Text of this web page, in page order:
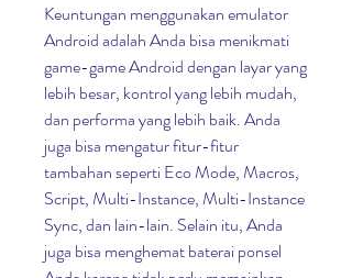
Keuntungan menggunakan emulator
Android adalah Anda bisa menikmati
game-game Android dengan layar yang
lebih besar, kontrol yang lebih mudah,
dan performa yang lebih baik. Anda
juga bisa mengatur fitur-fitur
tambahan seperti Eco Mode, Macros,
Script, Multi-Instance, Multi-Instance
Sync, dan lain-lain. Selain itu, Anda
juga bisa menghemat baterai ponsel